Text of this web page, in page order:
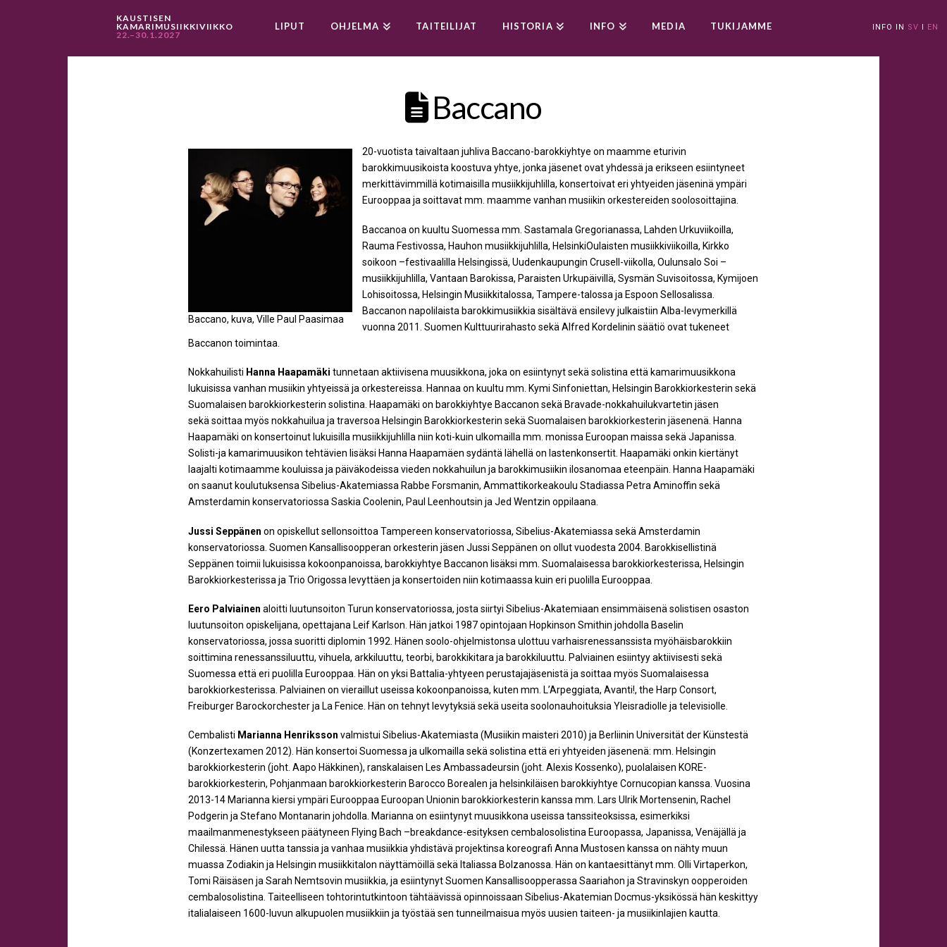
INFO IN SV I EN
KAUSTISEN
KAMARIMUSIIKKIVIIKKO
22.–30.1.2027
LIPUT OHJELMA TAITEILIJAT HISTORIA INFO MEDIA TUKIJAMME
Baccano
Baccano, kuva, Ville Paul Paasimaa
20-vuotista taivaltaan juhliva Baccano-barokkiyhtye on maamme eturivin
barokkimuusikoista koostuva yhtye, jonka jäsenet ovat yhdessä ja erikseen esiintyneet
merkittävimmillä kotimaisilla musiikkijuhlilla, konsertoivat eri yhtyeiden jäseninä ympäri
Eurooppaa ja soittavat mm. maamme vanhan musiikin orkestereiden soolosoittajina.
Baccanoa on kuultu Suomessa mm. Sastamala Gregorianassa, Lahden Urkuviikoilla,
Rauma Festivossa, Hauhon musiikkijuhlilla, HelsinkiOulaisten musiikkiviikoilla, Kirkko
soikoon –festivaalilla Helsingissä, Uudenkaupungin Crusell-viikolla, Oulunsalo Soi –
musiikkijuhlilla, Vantaan Barokissa, Paraisten Urkupäivillä, Sysmän Suvisoitossa, Kymijoen
Lohisoitossa, Helsingin Musiikkitalossa, Tampere-talossa ja Espoon Sellosalissa.
Baccanon napolilaista barokkimusiikkia sisältävä ensilevy julkaistiin Alba-levymerkillä
vuonna 2011. Suomen Kulttuurirahasto sekä Alfred Kordelinin säätiö ovat tukeneet
Baccanon toimintaa.
Nokkahuilisti Hanna Haapamäki tunnetaan aktiivisena muusikkona, joka on esiintynyt sekä solistina että kamarimuusikkona
lukuisissa vanhan musiikin yhtyeissä ja orkestereissa. Hannaa on kuultu mm. Kymi Sinfoniettan, Helsingin Barokkiorkesterin sekä
Suomalaisen barokkiorkesterin solistina. Haapamäki on barokkiyhtye Baccanon sekä Bravade-nokkahuilukvartetin jäsen
sekä soittaa myös nokkahuilua ja traversoa Helsingin Barokkiorkesterin sekä Suomalaisen barokkiorkesterin jäsenenä. Hanna
Haapamäki on konsertoinut lukuisilla musiikkijuhlilla niin koti-kuin ulkomailla mm. monissa Euroopan maissa sekä Japanissa.
Solisti-ja kamarimuusikon tehtävien lisäksi Hanna Haapamäen sydäntä lähellä on lastenkonsertit. Haapamäki onkin kiertänyt
laajalti kotimaamme kouluissa ja päiväkodeissa vieden nokkahuilun ja barokkimusiikin ilosanomaa eteenpäin. Hanna Haapamäki
on saanut koulutuksensa Sibelius-Akatemiassa Rabbe Forsmanin, Ammattikorkeakoulu Stadiassa Petra Aminoffin sekä
Amsterdamin konservatoriossa Saskia Coolenin, Paul Leenhoutsin ja Jed Wentzin oppilaana.
Jussi Seppänen on opiskellut sellonsoittoa Tampereen konservatoriossa, Sibelius-Akatemiassa sekä Amsterdamin
konservatoriossa. Suomen Kansallisoopperan orkesterin jäsen Jussi Seppänen on ollut vuodesta 2004. Barokkisellistinä
Seppänen toimii lukuisissa kokoonpanoissa, barokkiyhtye Baccanon lisäksi mm. Suomalaisessa barokkiorkesterissa, Helsingin
Barokkiorkesterissa ja Trio Origossa levyttäen ja konsertoiden niin kotimaassa kuin eri puolilla Eurooppaa.
Eero Palviainen aloitti luutunsoiton Turun konservatoriossa, josta siirtyi Sibelius-Akatemiaan ensimmäisenä solistisen osaston
luutunsoiton opiskelijana, opettajana Leif Karlson. Hän jatkoi 1987 opintojaan Hopkinson Smithin johdolla Baselin
konservatoriossa, jossa suoritti diplomin 1992. Hänen soolo-ohjelmistonsa ulottuu varhaisrenessanssista myöhäisbarokkiin
soittimina renessanssiluuttu, vihuela, arkkiluuttu, teorbi, barokkikitara ja barokkiluuttu. Palviainen esiintyy aktiivisesti sekä
Suomessa että eri puolilla Eurooppaa. Hän on yksi Battalia-yhtyeen perustajajäsenistä ja soittaa myös Suomalaisessa
barokkiorkesterissa. Palviainen on vieraillut useissa kokoonpanoissa, kuten mm. L’Arpeggiata, Avanti!, the Harp Consort,
Freiburger Barockorchester ja La Fenice. Hän on tehnyt levytyksiä sekä useita soolonauhoituksia Yleisradiolle ja televisiolle.
Cembalisti Marianna Henriksson valmistui Sibelius-Akatemiasta (Musiikin maisteri 2010) ja Berliinin Universität der Künstestä
(Konzertexamen 2012). Hän konsertoi Suomessa ja ulkomailla sekä solistina että eri yhtyeiden jäsenenä: mm. Helsingin
barokkiorkesterin (joht. Aapo Häkkinen), ranskalaisen Les Ambassadeursin (joht. Alexis Kossenko), puolalaisen KORE-
barokkiorkesterin, Pohjanmaan barokkiorkesterin Barocco Borealen ja helsinkiläisen barokkiyhtye Cornucopian kanssa. Vuosina
2013-14 Marianna kiersi ympäri Eurooppaa Euroopan Unionin barokkiorkesterin kanssa mm. Lars Ulrik Mortensenin, Rachel
Podgerin ja Stefano Montanarin johdolla. Marianna on esiintynyt muusikkona useissa tanssiteoksissa, esimerkiksi
maailmanmenestykseen päätyneen Flying Bach –breakdance-esityksen cembalosolistina Euroopassa, Japanissa, Venäjällä ja
Chilessä. Hänen uutta tanssia ja vanhaa musiikkia yhdistävä projektinsa koreografi Anna Mustosen kanssa on nähty muun
muassa Zodiakin ja Helsingin musiikkitalon näyttämöillä sekä Italiassa Bolzanossa. Hän on kantaesittänyt mm. Olli Virtaperkon,
Tomi Räisäsen ja Sarah Nemtsovin musiikkia, ja esiintynyt Suomen Kansallisoopperassa Saariahon ja Stravinskyn oopperoiden
cembalosolistina. Taiteelliseen tohtorintutkintoon tähtäävissä opinnoissaan Sibelius-Akatemian Docmus-yksikössä hän keskittyy
italialaiseen 1600-luvun alkupuolen musiikkiin ja työstää sen tunneilmaisua myös uusien taiteen- ja musiikinlajien kautta.